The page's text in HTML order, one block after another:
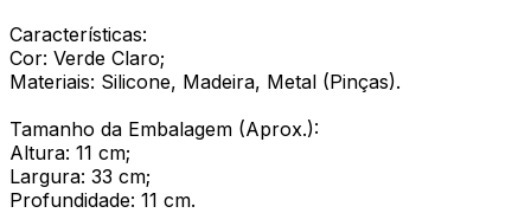
Características:
Cor: Verde Claro;
Materiais: Silicone, Madeira, Metal (Pinças).
Tamanho da Embalagem (Aprox.):
Altura: 11 cm;
Largura: 33 cm;
Profundidade: 11 cm.